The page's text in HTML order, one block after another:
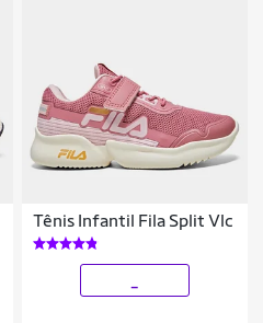
Tênis Infantil Fila Split Vlc